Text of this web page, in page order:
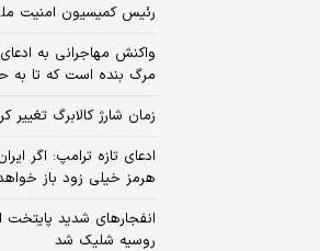
رئیس کمیسیون امنیت
مرگ بنده است که تا به حال ۳ بار خبر مرگم را اعلام
زمان شارژ کالابرگ تغییر
ادعای تازه ترامپ: اگر
هرمز خیلی زود باز
روسیه شلیک شد